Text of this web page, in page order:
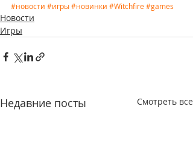
#новости #игры#новинки #Witchfire#games
Новости
Игры
Недавние посты Смотреть все